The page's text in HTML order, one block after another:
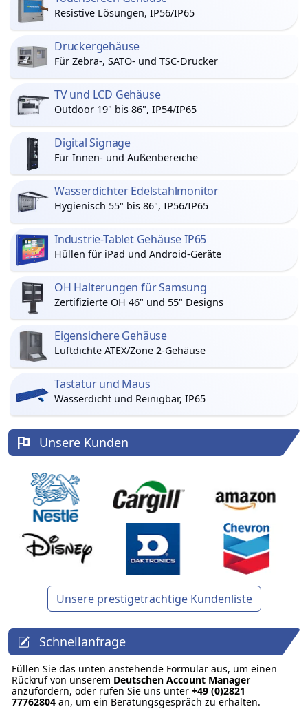
Resistive Lösungen, IP56/IP65
Druckergehäuse
Für Zebra-, SATO- und TSC-Drucker
TV und LCD Gehäuse
Outdoor 19" bis 86", IP54/IP65
Digital Signage
Für Innen- und Außenbereiche
Wasserdichter Edelstahlmonitor
Hygienisch 55" bis 86", IP56/IP65
Industrie-Tablet Gehäuse IP65
Hüllen für iPad und Android-Geräte
OH Halterungen für Samsung
Zertifizierte OH 46" und 55" Designs
Eigensichere Gehäuse
Luftdichte ATEX/Zone 2-Gehäuse
Tastatur und Maus
Wasserdicht und Reinigbar, IP65
Unsere Kunden
Unsere prestigeträchtige Kundenliste
Schnellanfrage
Füllen Sie das unten anstehende Formular aus, um einen
Rückruf von unserem Deutschen Account Manager
anzufordern, oder rufen Sie uns unter +49 (0)2821
77762804 an, um ein Beratungsgespräch zu erhalten.